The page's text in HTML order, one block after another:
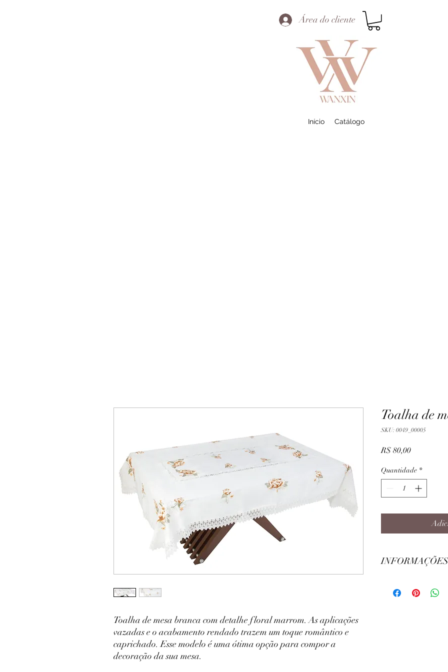
Área do cliente
Início Catálogo
Toalha de mesa branca com detalhe floral marrom. As aplicações
vazadas e o acabamento rendado trazem um toque romântico e
caprichado. Esse modelo é uma ótima opção para compor a
decoração da sua mesa.
Toalha de
SKU: 0049_00005
R$ 80,00Preço
Quantidade *
Comprimento: 220cm